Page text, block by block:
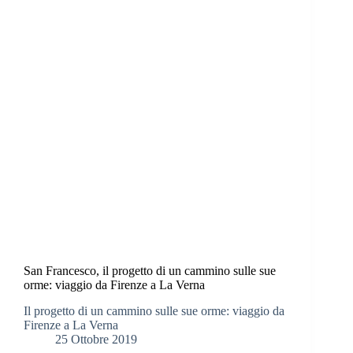
San Francesco, il progetto di un cammino sulle sue
orme: viaggio da Firenze a La Verna
Il progetto di un cammino sulle sue orme: viaggio da
Firenze a La Verna
25 Ottobre 2019